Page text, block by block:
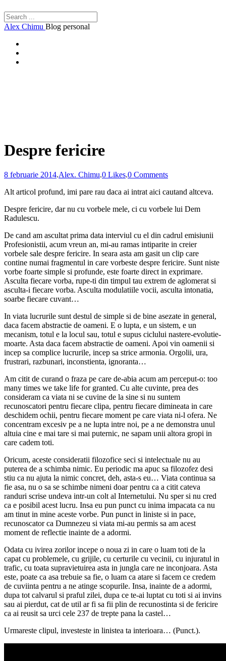
Alex Chimu Blog personal
Despre fericire
8 februarie 2014.Alex. Chimu.0 Likes.0 Comments
Alt articol profund, imi pare rau daca ai intrat aici cautand altceva.
Despre fericire, dar nu cu vorbele mele, ci cu vorbele lui Dem
Radulescu.
De cand am ascultat prima data interviul cu el din cadrul emisiunii
Profesionistii, acum vreun an, mi-au ramas intiparite in creier
vorbele sale despre fericire. In seara asta am gasit un clip care
contine numai fragmentul in care vorbeste despre fericire. Sunt niste
vorbe foarte simple si profunde, este foarte direct in exprimare.
Asculta fiecare vorba, rupe-ti din timpul tau extrem de aglomerat si
asculta-i fiecare vorba. Asculta modulatiile vocii, asculta intonatia,
soarbe fiecare cuvant…
In viata lucrurile sunt destul de simple si de bine asezate in general,
daca facem abstractie de oameni. E o lupta, e un sistem, e un
mecanism, totul e la locul sau, totul e supus ciclului nastere-evolutie-
moarte. Asta daca facem abstractie de oameni. Apoi vin oamenii si
incep sa complice lucrurile, incep sa strice armonia. Orgolii, ura,
frustrari, razbunari, inconstienta, ignoranta…
Am citit de curand o fraza pe care de-abia acum am perceput-o: too
many times we take life for granted. Cu alte cuvinte, prea des
consideram ca viata ni se cuvine de la sine si nu suntem
recunoscatori pentru fiecare clipa, pentru fiecare dimineata in care
deschidem ochii, pentru fiecare moment pe care viata ni-l ofera. Ne
concentram excesiv pe a ne lupta intre noi, pe a ne demonstra unul
altuia cine e mai tare si mai puternic, ne sapam unii altora gropi in
care cadem toti.
Oricum, aceste consideratii filozofice seci si intelectuale nu au
puterea de a schimba nimic. Eu periodic ma apuc sa filozofez desi
stiu ca nu ajuta la nimic concret, deh, asta-s eu… Viata continua sa
fie asa, nu o sa se schimbe nimeni doar pentru ca a citit cateva
randuri scrise undeva intr-un colt al Internetului. Nu sper si nu cred
ca e posibil acest lucru. Insa eu pun punct cu inima impacata ca nu
am tinut in mine aceste vorbe. Pun punct in liniste si in pace,
recunoscator ca Dumnezeu si viata mi-au permis sa am acest
moment de reflectie inainte de a adormi.
Odata cu ivirea zorilor incepe o noua zi in care o luam toti de la
capat cu problemele, cu grijile, cu certurile cu vecinii, cu injuratul in
trafic, cu toata supravietuirea asta in jungla care ne inconjoara. Asta
este, poate ca asa trebuie sa fie, o luam ca atare si facem ce credem
de cuviinta pentru a ne atinge scopurile. Insa, inainte de a adormi,
dupa tot calvarul si praful zilei, dupa ce te-ai luptat cu toti si ai invins
sau ai pierdut, cat de util ar fi sa fii plin de recunostinta si de fericire
ca ai reusit sa urci cele 237 de trepte pana la castel…
Urmareste clipul, investeste in linistea ta interioara… (Punct.).